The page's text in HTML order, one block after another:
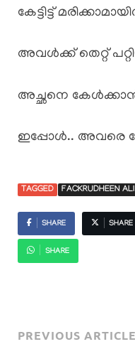
കേട്ടിട്ട്
അവൾക്ക് തെറ്റ്
അച്ഛനെ
ഇപ്പോൾ.. അവരെ
TAGGED FACKRUDHEEN
SHARE SHARE
SHARE
PREVIOUS ARTICLE